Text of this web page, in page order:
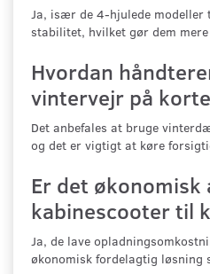
Ja, især de 4-hjulede modeller
stabilitet, hvilket gør dem
Hvordan
vintervejr på
Det anbefales at bruge
og det er vigtigt at køre
Er det økonomisk
kabinescooter til
Ja, de lave
økonomisk fordelagtig løsning